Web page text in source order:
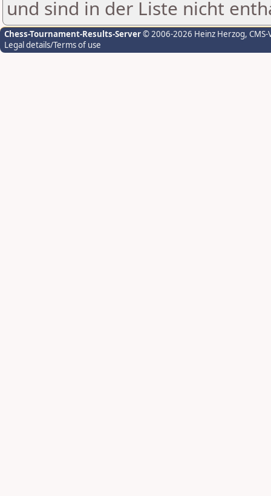
und sind in der Liste nicht
Chess-Tournament-Results-Server© 2006-2026 Heinz Herzog,
Legal details/Terms of use